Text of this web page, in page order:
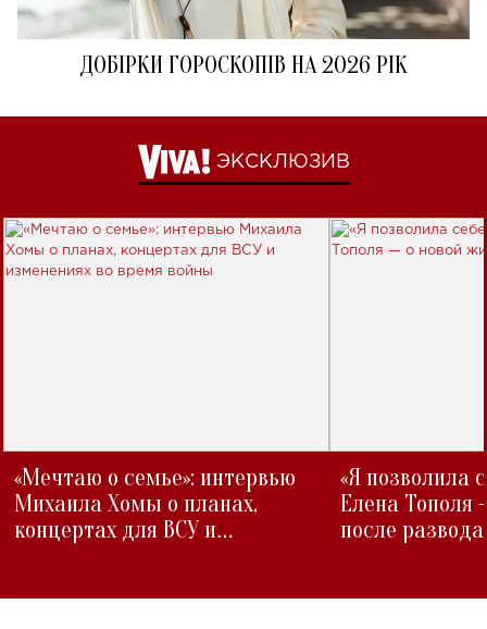
ДОБІРКИ ГОРОСКОПІВ НА 2026 РІК
ЭКСКЛЮЗИВ
«Мечтаю о семье»: интервью
Михаила Хомы о планах,
концертах для ВСУ и
«Я позволила
Елена Тополя
после развода